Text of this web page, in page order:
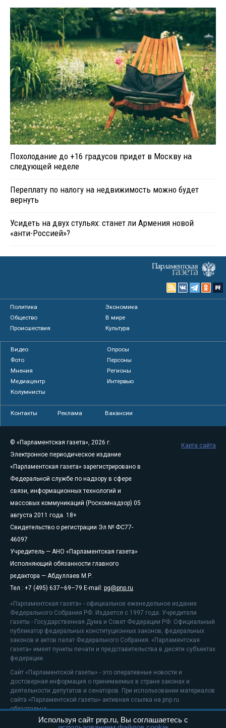
Похолодание до +16 градусов придет в Москву на
следующей неделе
Переплату по налогу на недвижимость можно будет
вернуть
Усидеть на двух стульях: станет ли Армения новой
«анти-Россией»?
Политика
Экономика
Общество
В мире
Происшествия
Культура
Видео
Опросы
Фото
Персоны
Мнения
Регионы
Медиацентр
Интервью
Колумнисты
Контакты Реклама Вакансии
© «Парламентская газета», 2026 г.
Электронное периодическое издание
«Парламентская газета» зарегистрировано в
Федеральной службе по надзору в сфере
связи, информационных технологий и
массовых коммуникаций (Роскомнадзор) 05
августа 2011 года. 18+
Свидетельство о регистрации Эл № ФС77-
46097
Учредитель — АНО «Парламентская газета»
Исполняющий обязанности главного
редактора — Абдуллаев М.Р.
Тел.: +7 (495) 637–69–79 E-mail: pg@pnp.ru
«Парламентская газета» - официальное еженедельное издание
Федерального Собрания РФ. Издается с 1997 года. Учредители
газеты - Государственная Дума и Совет Федерации РФ. Официальный
публикатор федеральных конституционных законов, федеральных
законов и актов палат Федерального Собрания. «Парламентская
газета» имеет пункты печати и представительства в десяти субъектах
федерации.
Сайт «Парламентской газеты» - это оперативные новости и
достоверная информация о принимаемых в стране законах и
деятельности депутатов и сенаторов. При использовании материалов
сайта «Парламентской газеты» активная ссылка на pnp.ru
обязательна.
На информационном ресурсе применяютсярекомендательные
Карта сайта
Используя сайт pnp.ru, Вы соглашаетесь с